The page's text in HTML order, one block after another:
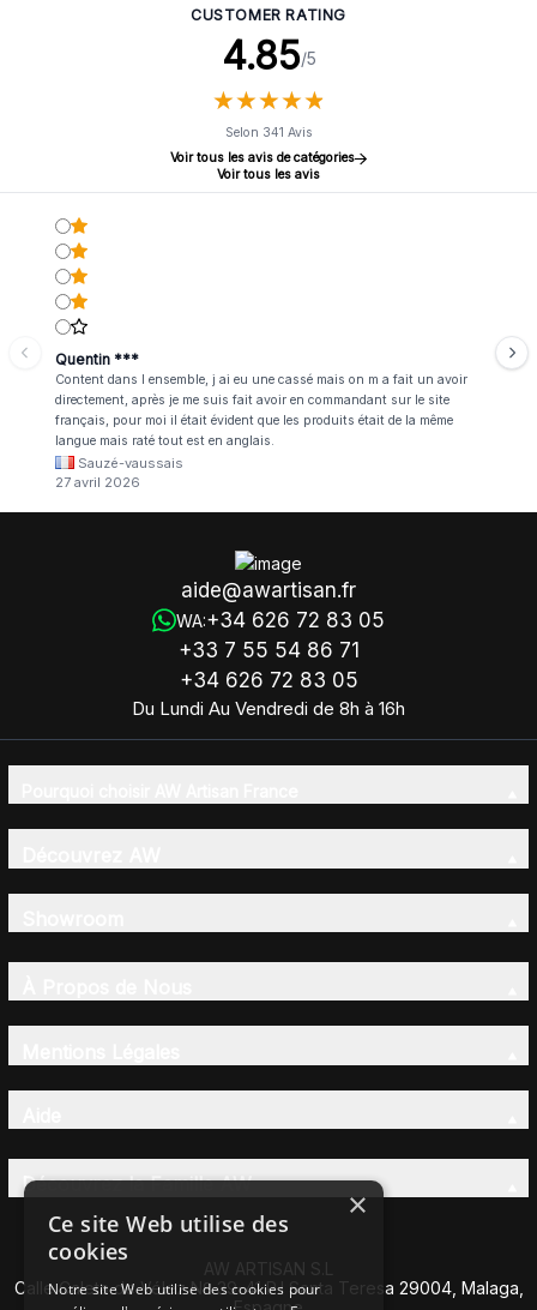
CUSTOMER RATING
4.85/5
★★★★★
★★★★★
Selon 341 Avis
Voir tous les avis de catégories
Voir tous les avis
Quentin ***
Content dans l ensemble, j ai eu une cassé mais on m a fait un avoir
directement, après je me suis fait avoir en commandant sur le site
français, pour moi il était évident que les produits était de la même
langue mais raté tout est en anglais.
Sauzé-vaussais
27 avril 2026
aide@awartisan.fr
WA:+34 626 72 83 05
+33 7 55 54 86 71
+34 626 72 83 05
Du Lundi Au Vendredi de 8h à 16h
Découvrez la Famille AW
AW ARTISAN S.L
Calle Caleta de Vélez Nº 39-41 P.I Santa Teresa 29004, Malaga,
×
Ce site Web utilise des
cookies
Notre site Web utilise des cookies pour